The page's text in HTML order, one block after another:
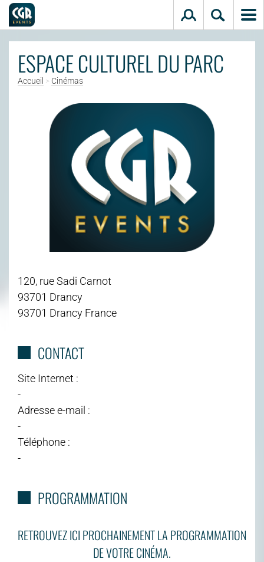
ESPACE CULTUREL DU PARC
Accueil > Cinémas
120, rue Sadi Carnot
93701 Drancy
93701 Drancy France
CONTACT
Site Internet :
-
Adresse e-mail :
-
Téléphone :
-
PROGRAMMATION
RETROUVEZ ICI PROCHAINEMENT LA PROGRAMMATION
DE VOTRE CINÉMA.